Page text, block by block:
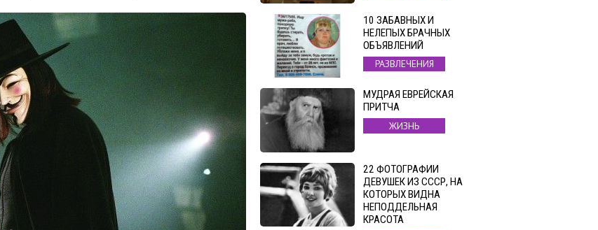
10 ЗАБАВНЫХ И
НЕЛЕПЫХ БРАЧНЫХ
ОБЪЯВЛЕНИЙ
РАЗВЛЕЧЕНИЯ
МУДРАЯ ЕВРЕЙСКАЯ
ПРИТЧА
ЖИЗНЬ
22 ФОТОГРАФИИ
ДЕВУШЕК ИЗ СССР, НА
КОТОРЫХ ВИДНА
НЕПОДДЕЛЬНАЯ
КРАСОТА